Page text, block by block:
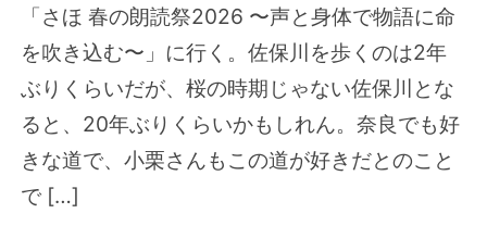
「さほ 春の朗読祭2026 〜声と身体で物語に命
を吹き込む〜」に行く。佐保川を歩くのは2年
ぶりくらいだが、桜の時期じゃない佐保川とな
ると、20年ぶりくらいかもしれん。奈良でも好
きな道で、小栗さんもこの道が好きだとのこと
で […]